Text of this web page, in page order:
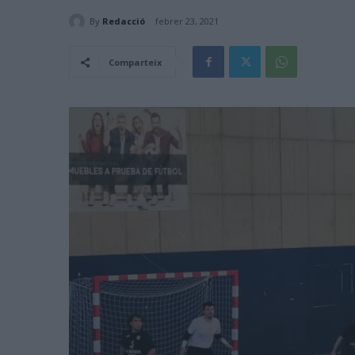
By Redacció febrer 23, 2021
Comparteix